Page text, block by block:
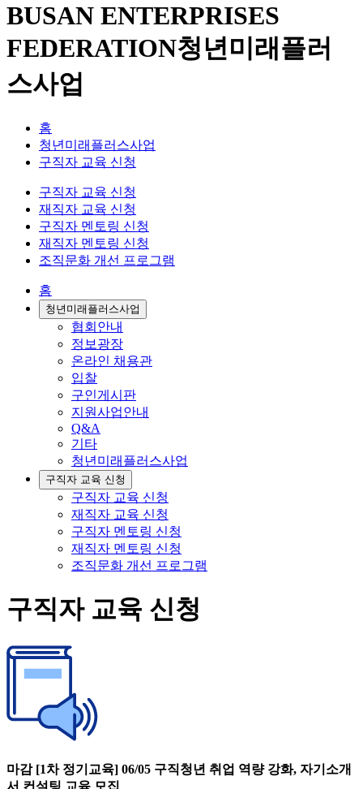
BUSAN ENTERPRISES
FEDERATION청년미래플러
스사업
홈
청년미래플러스사업
구직자 교육 신청
구직자 교육 신청
재직자 교육 신청
구직자 멘토링 신청
재직자 멘토링 신청
조직문화 개선 프로그램
홈
청년미래플러스사업
협회안내
정보광장
온라인 채용관
입찰
구인게시판
지원사업안내
Q&A
기타
청년미래플러스사업
구직자 교육 신청
구직자 교육 신청
재직자 교육 신청
구직자 멘토링 신청
재직자 멘토링 신청
조직문화 개선 프로그램
구직자 교육 신청
마감 [1차 정기교육] 06/05 구직청년 취업 역량 강화, 자기소개
서 컨설팅 교육 모집